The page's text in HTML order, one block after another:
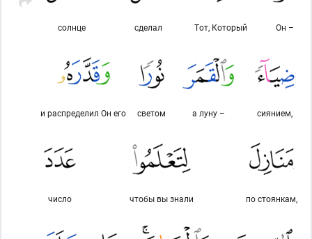
Он –
Тот, Который
сделал
солнце
сиянием,
а луну –
светом
и распределил Он его
по стоянкам,
чтобы вы знали
число